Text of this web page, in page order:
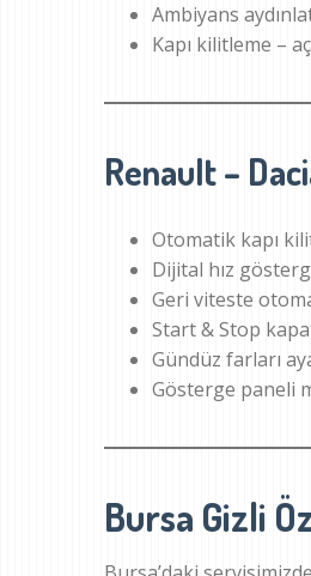
Ambiyans
Kapı kilitleme –
Renault –
Otomatik kapı
Dijital hız
Geri viteste
Start & Stop
Gündüz farları
Gösterge paneli
Bursa Gizli